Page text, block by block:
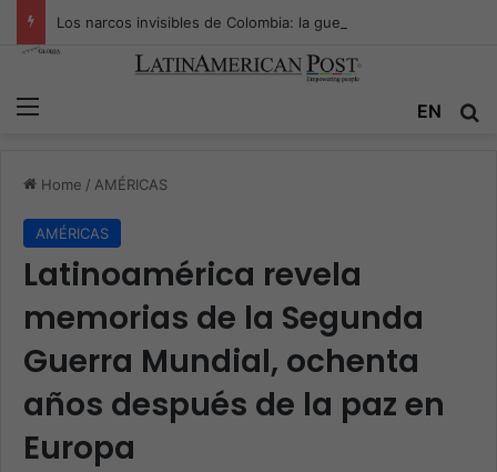
Menu EN
Home / AMÉRICAS
AMÉRICAS
Latinoamérica revela
memorias de la Segunda
Guerra Mundial, ochenta
años después de la paz en
Europa